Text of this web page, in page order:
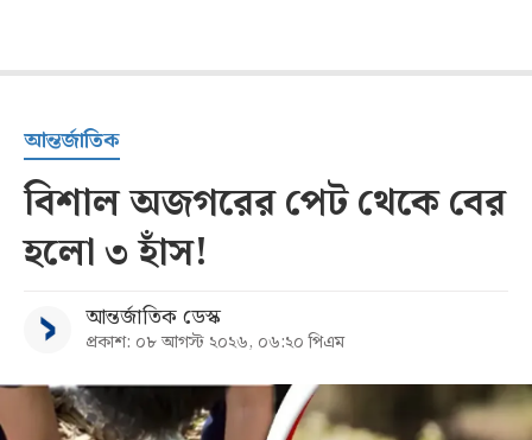
আন্তর্জাতিক
বিশাল অজগরের পেট থেকে বের
হলো ৩ হাঁস!
আন্তর্জাতিক ডেস্ক
প্রকাশ: ০৮ আগস্ট ২০২৬, ০৬:২০ পিএম